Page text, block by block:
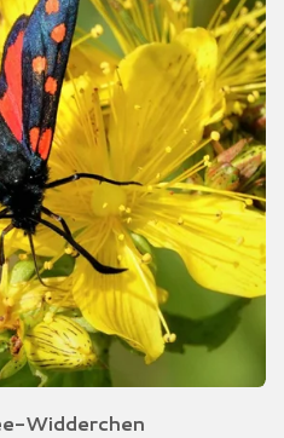
Widderchen